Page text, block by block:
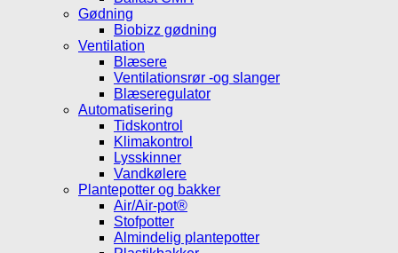
Gødning
Biobizz gødning
Ventilation
Blæsere
Ventilationsrør -og slanger
Blæseregulator
Automatisering
Tidskontrol
Klimakontrol
Lysskinner
Vandkølere
Plantepotter og bakker
Air/Air-pot®
Stofpotter
Almindelig plantepotter